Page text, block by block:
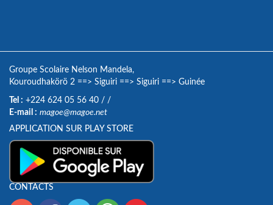
Groupe Scolaire Nelson Mandela,
Kouroudhakörö 2 ==> Siguiri ==> Siguiri ==> Guinée
Tel : +224 624 05 56 40 / /
E-mail : magoe@magoe.net
APPLICATION SUR PLAY STORE
CONTACTS